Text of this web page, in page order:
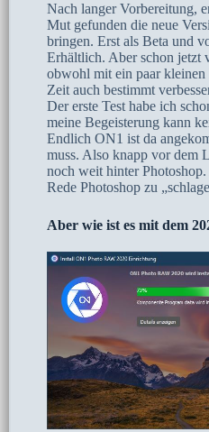
Nach langer Vorbereitung,
Mut gefunden die neue
bringen. Erst als Beta und
Erhältlich. Aber schon jetzt
obwohl mit ein paar
Zeit auch bestimmt
Der erste Test habe ich
meine Begeisterung kann
Endlich ON1 ist da
muss. Also knapp vor dem
noch weit hinter
Rede Photoshop zu
Aber wie ist es mit dem